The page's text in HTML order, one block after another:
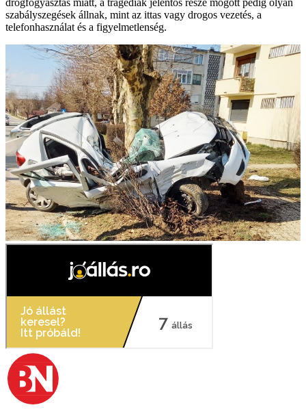
szabályszegések állnak, mint az ittas vagy drogos vezetés, a
telefonhasználat és a figyelmetlenség.